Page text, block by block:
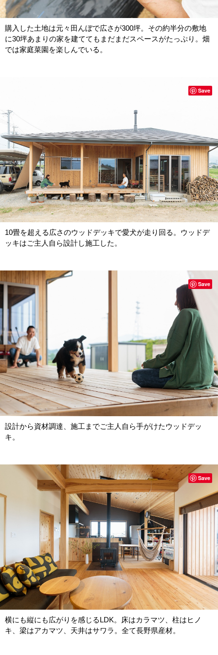
購入した土地は元々田んぼで広さが300坪。その約半分の敷地
に30坪あまりの家を建ててもまだまだスペースがたっぷり。畑
では家庭菜園を楽しんでいる。
10畳を超える広さのウッドデッキで愛犬が走り回る。ウッドデ
ッキはご主人自ら設計し施工した。
Save
設計から資材調達、施工までご主人自ら手がけたウッドデッ
キ。
Save
横にも縦にも広がりを感じるLDK。床はカラマツ、柱はヒノ
キ、梁はアカマツ、天井はサワラ。全て長野県産材。
Save